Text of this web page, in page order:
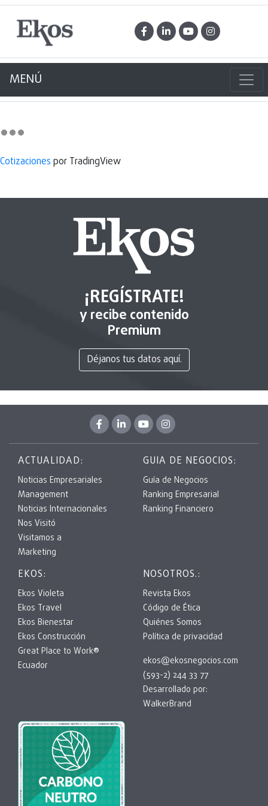
MENÚ
Cotizaciones por TradingView
¡REGÍSTRATE!
y recibe contenido
Premium
Déjanos tus datos aquí.
ACTUALIDAD:
Noticias Empresariales
Management
Noticias Internacionales
Nos Visitó
Visitamos a
Marketing
GUIA DE NEGOCIOS:
Guía de Negocios
Ranking Empresarial
Ranking Financiero
EKOS:
Ekos Violeta
Ekos Travel
Ekos Bienestar
Ekos Construcción
Great Place to Work®
Ecuador
NOSOTROS.:
Revista Ekos
Código de Ética
Quiénes Somos
Política de privacidad
ekos@ekosnegocios.com
(593-2) 244 33 77
Desarrollado por:
WalkerBrand